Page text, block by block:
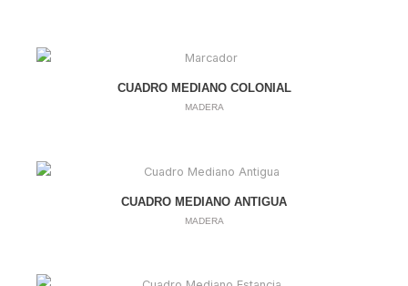
CUADRO MEDIANO COLONIAL
MADERA
CUADRO MEDIANO ANTIGUA
MADERA